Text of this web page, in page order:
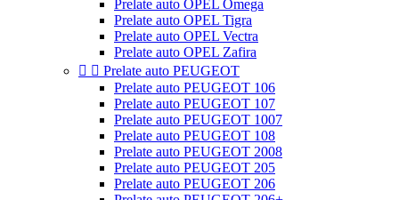
Prelate auto OPEL Omega
Prelate auto OPEL Tigra
Prelate auto OPEL Vectra
Prelate auto OPEL Zafira
  Prelate auto PEUGEOT
Prelate auto PEUGEOT 106
Prelate auto PEUGEOT 107
Prelate auto PEUGEOT 1007
Prelate auto PEUGEOT 108
Prelate auto PEUGEOT 2008
Prelate auto PEUGEOT 205
Prelate auto PEUGEOT 206